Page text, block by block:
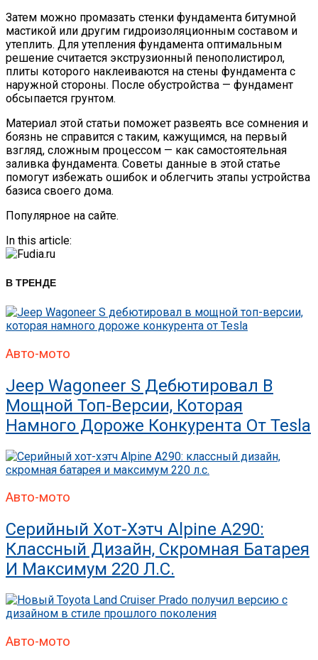
Затем можно промазать стенки фундамента битумной
мастикой или другим гидроизоляционным составом и
утеплить. Для утепления фундамента оптимальным
решение считается экструзионный пенополистирол,
плиты которого наклеиваются на стены фундамента с
наружной стороны. После обустройства — фундамент
обсыпается грунтом.
Материал этой статьи поможет развеять все сомнения и
боязнь не справится с таким, кажущимся, на первый
взгляд, сложным процессом — как самостоятельная
заливка фундамента. Советы данные в этой статье
помогут избежать ошибок и облегчить этапы устройства
базиса своего дома.
Популярное на сайте.
In this article:
В ТРЕНДЕ
Авто-мото
Jeep Wagoneer S Дебютировал В
Мощной Топ-Версии, Которая
Намного Дороже Конкурента От Tesla
Авто-мото
Серийный Хот-Хэтч Alpine A290:
Классный Дизайн, Скромная Батарея
И Максимум 220 Л.с.
Авто-мото